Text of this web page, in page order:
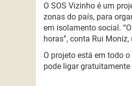
O SOS Vizinho é um
zonas do país, para
em isolamento social. “
horas”, conta Rui
O projeto está em todo
pode ligar gratuitamente